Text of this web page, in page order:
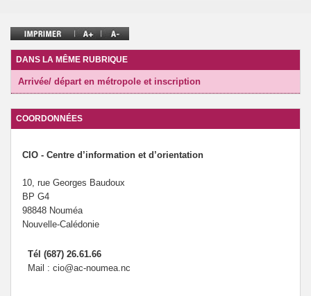
DANS LA MÊME RUBRIQUE
Arrivée/ départ en métropole et inscription
COORDONNÉES
CIO - Centre d’information et d’orientation
10, rue Georges Baudoux
BP G4
98848 Nouméa
Nouvelle-Calédonie
Tél (687) 26.61.66
Mail : cio@ac-noumea.nc